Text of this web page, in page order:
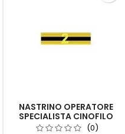
NASTRINO OPERATORE
SPECIALISTA CINOFILO
(0)